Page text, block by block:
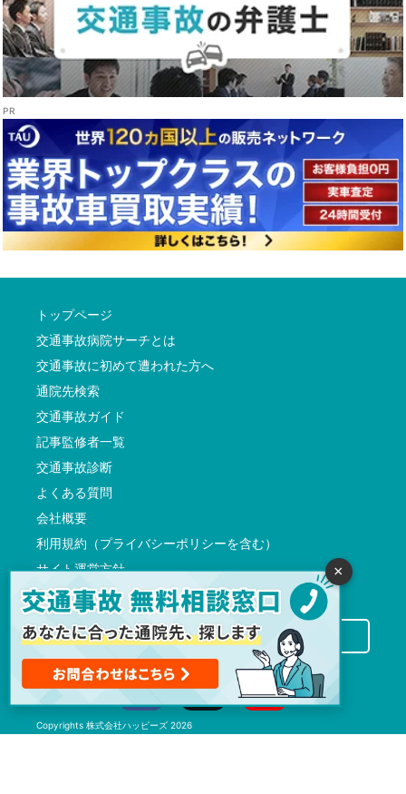
トップページ
交通事故病院サーチとは
交通事故に初めて遭われた方へ
通院先検索
交通事故ガイド
記事監修者一覧
交通事故診断
よくある質問
会社概要
利用規約（プライバシーポリシーを含む）
サイト運営方針
反社会的勢力に対する基本方針
交通事故病院サーチに掲載希望の先生方へ
Copyrights 株式会社ハッピーズ 2026
×